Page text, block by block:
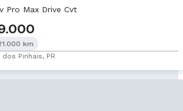
Pro Max Drive Cvt
km
Pinhais, PR